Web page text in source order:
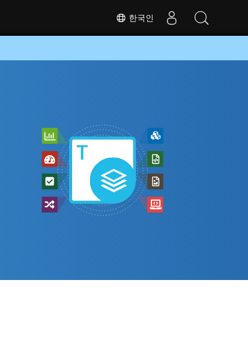
한국인